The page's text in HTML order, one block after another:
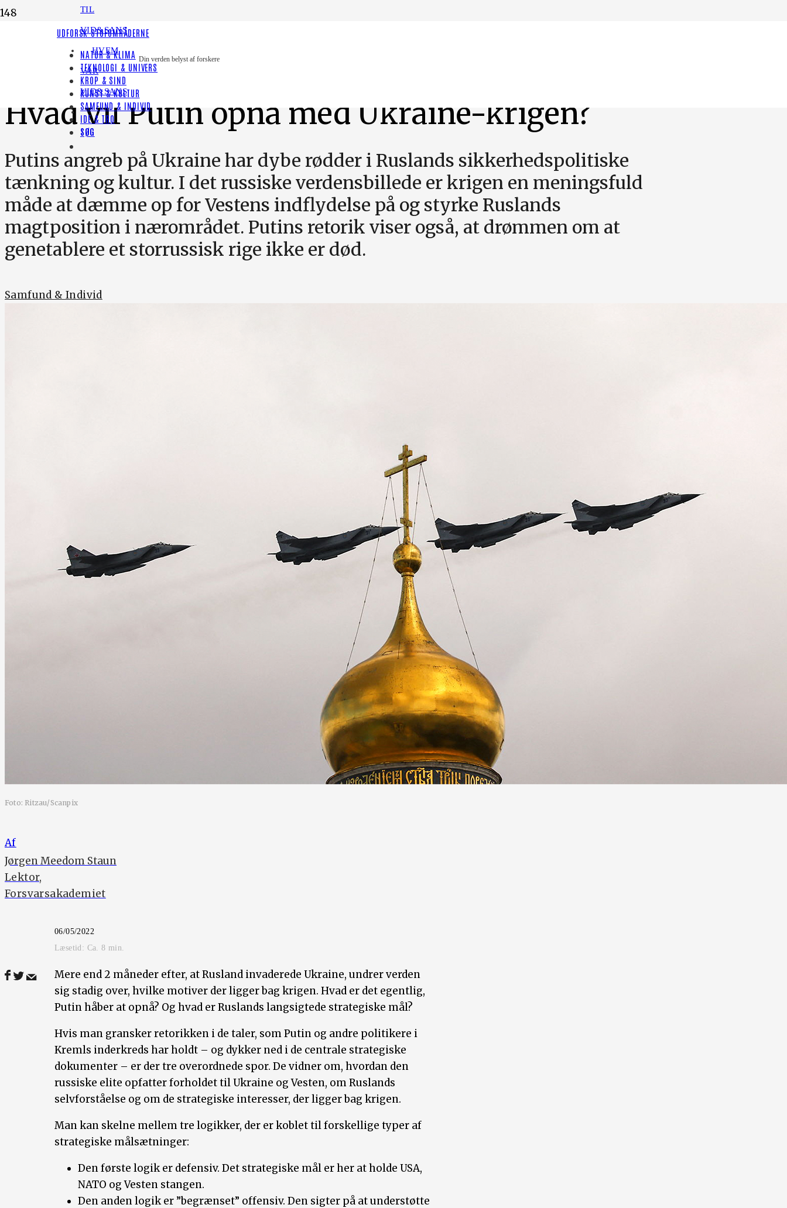
TIL
VID&SANS
HVEM
VAR
VID&SANS
Din verden belyst af forskere
UDFORSK STOFOMRÅDERNE
NATUR & KLIMA
TEKNOLOGI & UNIVERS
KROP & SIND
KUNST & KULTUR
SAMFUND & INDIVID
IDE & TRO
SØG
LYT TIL HISTORIEN
INTERNATIONALT
Hvad vil Putin opnå med Ukraine-krigen?
Putins angreb på Ukraine har dybe rødder i Ruslands sikkerhedspolitiske
tænkning og kultur. I det russiske verdensbillede er krigen en meningsfuld
måde at dæmme op for Vestens indflydelse på og styrke Ruslands
magtposition i nærområdet. Putins retorik viser også, at drømmen om at
genetablere et storrussisk rige ikke er død.
Samfund & Individ
Foto: Ritzau/Scanpix
Af
Jørgen Meedom Staun
Lektor,
Forsvarsakademiet
06/05/2022
Læsetid: Ca.8 min.
Mere end 2 måneder efter, at Rusland invaderede Ukraine, undrer verden
sig stadig over, hvilke motiver der ligger bag krigen. Hvad er det egentlig,
Putin håber at opnå? Og hvad er Ruslands langsigtede strategiske mål?
Hvis man gransker retorikken i de taler, som Putin og andre politikere i
Kremls inderkreds har holdt – og dykker ned i de centrale strategiske
dokumenter – er der tre overordnede spor. De vidner om, hvordan den
russiske elite opfatter forholdet til Ukraine og Vesten, om Ruslands
selvforståelse og om de strategiske interesser, der ligger bag krigen.
Man kan skelne mellem tre logikker, der er koblet til forskellige typer af
strategiske målsætninger:
Den første logik er defensiv. Det strategiske mål er her at holde USA,
NATO og Vesten stangen.
Den anden logik er ”begrænset” offensiv. Den sigter på at understøtte